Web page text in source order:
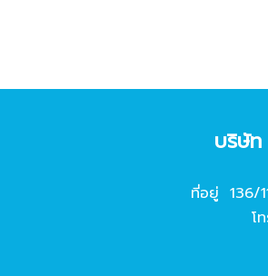
บริษัท
ที่อยู่ 136/
โ